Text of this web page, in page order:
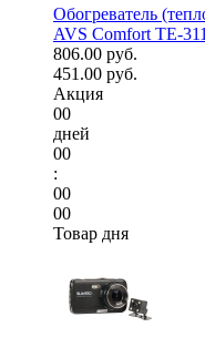
Обогреватель
AVS Comfort TE-311
806.00 руб.
451.00 руб.
Акция
00
дней
00
:
00
00
Товар дня